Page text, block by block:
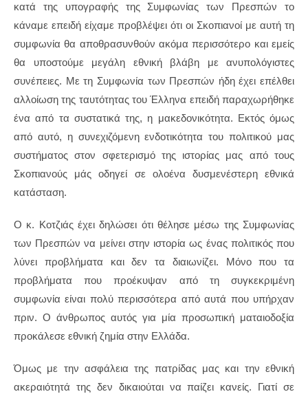
κατά της υπογραφής της Συμφωνίας των Πρεσπών το
κάναμε επειδή είχαμε προβλέψει ότι οι Σκοπιανοί με αυτή τη
συμφωνία θα αποθρασυνθούν ακόμα περισσότερο και εμείς
θα υποστούμε μεγάλη εθνική βλάβη με ανυπολόγιστες
συνέπειες. Με τη Συμφωνία των Πρεσπών ήδη έχει επέλθει
αλλοίωση της ταυτότητας του Έλληνα επειδή παραχωρήθηκε
ένα από τα συστατικά της, η μακεδονικότητα. Εκτός όμως
από αυτό, η συνεχιζόμενη ενδοτικότητα του πολιτικού μας
συστήματος στον σφετερισμό της ιστορίας μας από τους
Σκοπιανούς μάς οδηγεί σε ολοένα δυσμενέστερη εθνικά
κατάσταση.
Ο κ. Κοτζιάς έχει δηλώσει ότι θέλησε μέσω της Συμφωνίας
των Πρεσπών να μείνει στην ιστορία ως ένας πολιτικός που
λύνει προβλήματα και δεν τα διαιωνίζει. Μόνο που τα
προβλήματα που προέκυψαν από τη συγκεκριμένη
συμφωνία είναι πολύ περισσότερα από αυτά που υπήρχαν
πριν. Ο άνθρωπος αυτός για μία προσωπική ματαιοδοξία
προκάλεσε εθνική ζημία στην Ελλάδα.
Όμως με την ασφάλεια της πατρίδας μας και την εθνική
ακεραιότητά της δεν δικαιούται να παίζει κανείς. Γιατί σε